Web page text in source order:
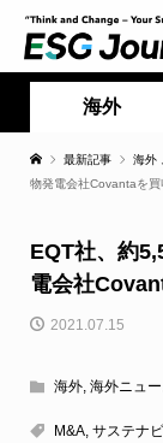
海外
最新記事 海外
物発電会社Covantaを買
EQT社、約
電会社
2021.07.15
海外, 海外ニュ
M&A, サステナ